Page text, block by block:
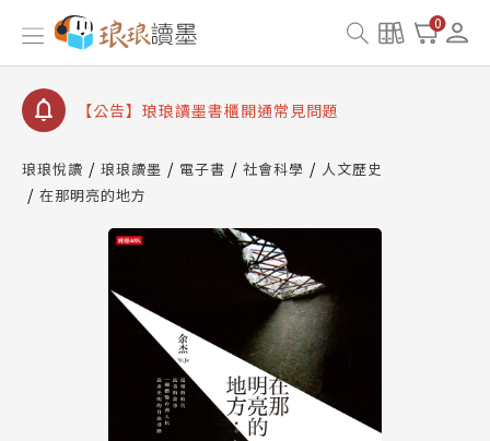
0
【公告】琅琅讀墨數位閱讀資產合併與書櫃開通申請
【公告】琅琅讀墨書櫃開通常見問題
【公告】琅琅讀墨 3 分鐘完成書櫃開通與資產合併申
查詢
【公告】琅琅讀墨數位閱讀資產合併與書櫃開通申請
琅琅悅讀 琅琅讀墨 電子書 社會科學
人文歷史
在那明亮的地方